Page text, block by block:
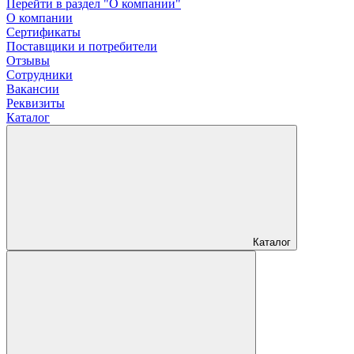
Перейти в раздел "О компании"
О компании
Сертификаты
Поставщики и потребители
Отзывы
Сотрудники
Вакансии
Реквизиты
Каталог
Каталог